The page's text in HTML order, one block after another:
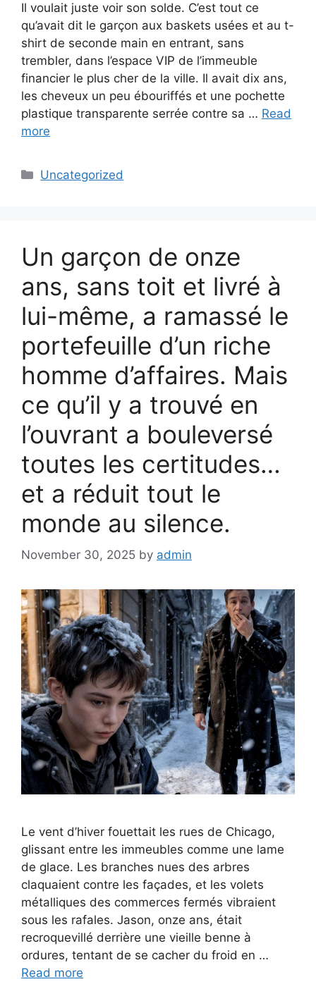
Il voulait juste voir son solde. C’est tout ce
qu’avait dit le garçon aux baskets usées et au t-
shirt de seconde main en entrant, sans
trembler, dans l’espace VIP de l’immeuble
financier le plus cher de la ville. Il avait dix ans,
les cheveux un peu ébouriffés et une pochette
plastique transparente serrée contre sa … Read
more
Categories
Uncategorized
Un garçon de onze
ans, sans toit et livré à
lui-même, a ramassé le
portefeuille d’un riche
homme d’affaires. Mais
ce qu’il y a trouvé en
l’ouvrant a bouleversé
toutes les certitudes…
et a réduit tout le
monde au silence.
November 30, 2025 by admin
Le vent d’hiver fouettait les rues de Chicago,
glissant entre les immeubles comme une lame
de glace. Les branches nues des arbres
claquaient contre les façades, et les volets
métalliques des commerces fermés vibraient
sous les rafales. Jason, onze ans, était
recroquevillé derrière une vieille benne à
ordures, tentant de se cacher du froid en …
Read more